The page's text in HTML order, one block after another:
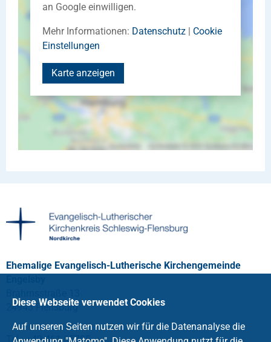
an Google einwilligen.
Mehr Informationen: Datenschutz | Cookie
Einstellungen
Karte anzeigen
Ehemalige Evangelisch-Lutherische Kirchengemeinde
24943 Flensburg
Tel.: +49 461 65705
Diese Webseite verwendet Cookies
Auf unseren Seiten nutzen wir für die Datenanalyse die